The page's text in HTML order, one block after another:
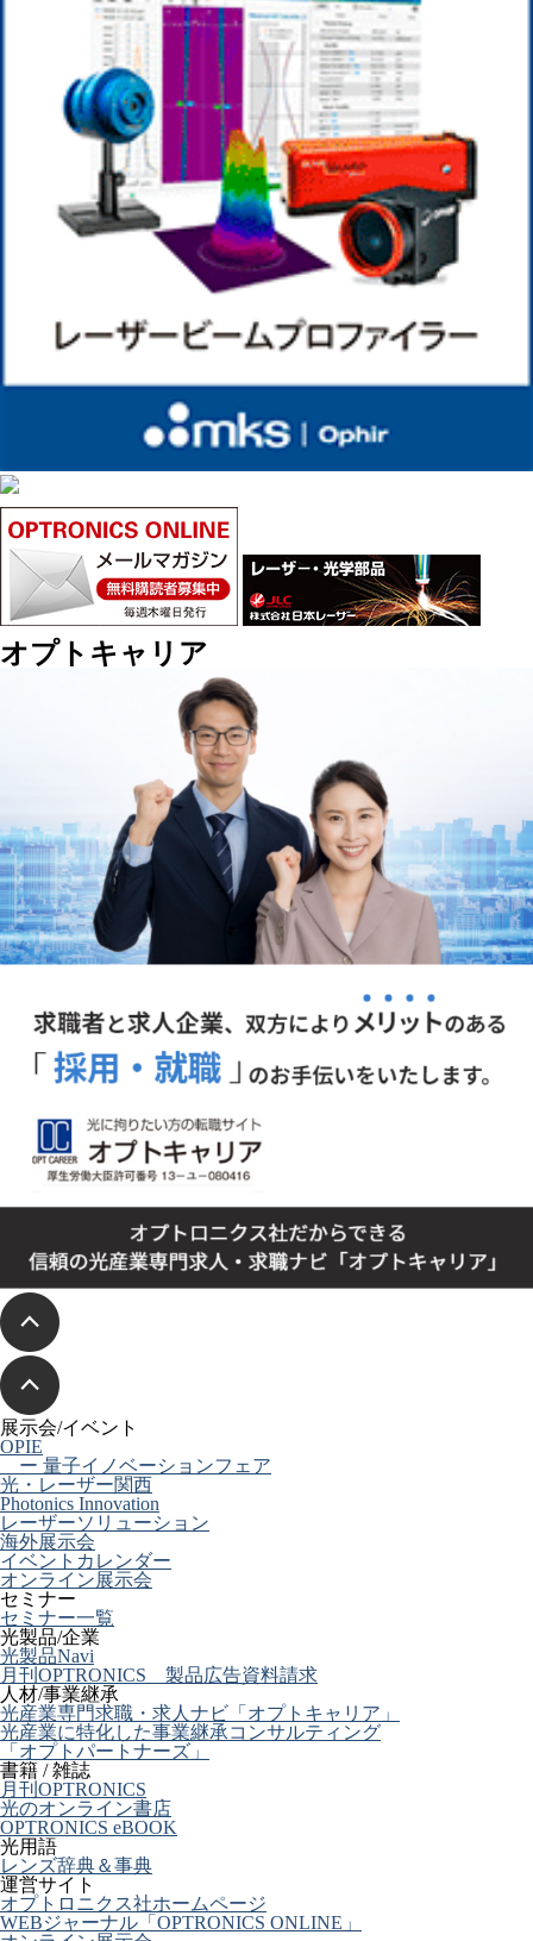
オプトキャリア
展示会/イベント
OPIE
ー 量子イノベーションフェア
光・レーザー関西
Photonics Innovation
レーザーソリューション
海外展示会
イベントカレンダー
オンライン展示会
セミナー
セミナー一覧
光製品/企業
光製品Navi
月刊OPTRONICS 製品広告資料請求
人材/事業継承
光産業専門求職・求人ナビ「オプトキャリア」
光産業に特化した事業継承コンサルティング
「オプトパートナーズ」
書籍 / 雑誌
月刊OPTRONICS
光のオンライン書店
OPTRONICS eBOOK
光用語
レンズ辞典＆事典
運営サイト
オプトロニクス社ホームページ
WEBジャーナル「OPTRONICS ONLINE」